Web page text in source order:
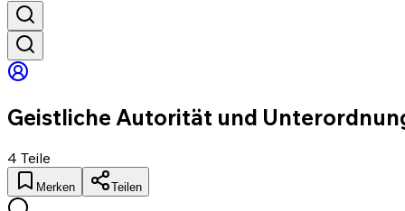
Geistliche Autorität und
4 Teile
Merken Teilen